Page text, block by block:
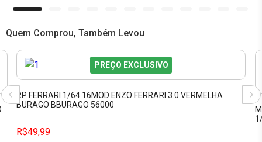
Quem Comprou, Também Levou
PREÇO EXCLUSIVO
RP FERRARI 1/64 16MOD ENZO FERRARI 3.0 VERMELHA
BURAGO BBURAGO 56000
R$49,99